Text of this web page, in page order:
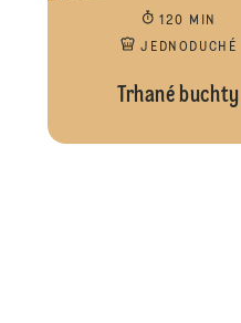
120 MIN
JEDNODUCHÉ
Trhané buchty